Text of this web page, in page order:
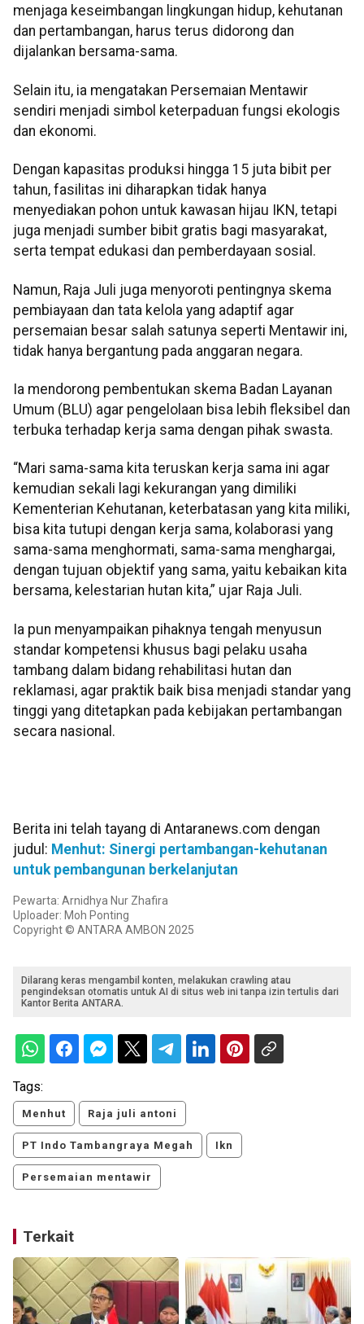
menjaga keseimbangan lingkungan hidup, kehutanan
dan pertambangan, harus terus didorong dan
dijalankan bersama-sama.
Selain itu, ia mengatakan Persemaian Mentawir
sendiri menjadi simbol keterpaduan fungsi ekologis
dan ekonomi.
Dengan kapasitas produksi hingga 15 juta bibit per
tahun, fasilitas ini diharapkan tidak hanya
menyediakan pohon untuk kawasan hijau IKN, tetapi
juga menjadi sumber bibit gratis bagi masyarakat,
serta tempat edukasi dan pemberdayaan sosial.
Namun, Raja Juli juga menyoroti pentingnya skema
pembiayaan dan tata kelola yang adaptif agar
persemaian besar salah satunya seperti Mentawir ini,
tidak hanya bergantung pada anggaran negara.
Ia mendorong pembentukan skema Badan Layanan
Umum (BLU) agar pengelolaan bisa lebih fleksibel dan
terbuka terhadap kerja sama dengan pihak swasta.
“Mari sama-sama kita teruskan kerja sama ini agar
kemudian sekali lagi kekurangan yang dimiliki
Kementerian Kehutanan, keterbatasan yang kita miliki,
bisa kita tutupi dengan kerja sama, kolaborasi yang
sama-sama menghormati, sama-sama menghargai,
dengan tujuan objektif yang sama, yaitu kebaikan kita
bersama, kelestarian hutan kita,” ujar Raja Juli.
Ia pun menyampaikan pihaknya tengah menyusun
standar kompetensi khusus bagi pelaku usaha
tambang dalam bidang rehabilitasi hutan dan
reklamasi, agar praktik baik bisa menjadi standar yang
tinggi yang ditetapkan pada kebijakan pertambangan
secara nasional.
Berita ini telah tayang di Antaranews.com dengan
judul: Menhut: Sinergi pertambangan-kehutanan
untuk pembangunan berkelanjutan
Pewarta: Arnidhya Nur Zhafira
Uploader: Moh Ponting
Copyright © ANTARA AMBON 2025
Dilarang keras mengambil konten, melakukan crawling atau
pengindeksan otomatis untuk AI di situs web ini tanpa izin tertulis dari
Kantor Berita ANTARA.
Tags:
Menhut Raja juli antoni
PT Indo Tambangraya Megah Ikn
Persemaian mentawir
Terkait